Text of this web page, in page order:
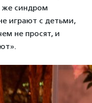
же синдром
играют с детьми,
не просят, и